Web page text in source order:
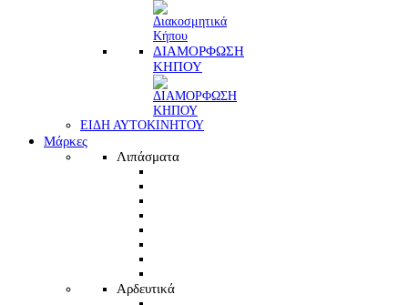
ΔΙΑΜΟΡΦΩΣΗ
ΚΗΠΟΥ
ΕΙΔΗ ΑΥΤΟΚΙΝΗΤΟΥ
Μάρκες
Λιπάσματα
Αρδευτικά